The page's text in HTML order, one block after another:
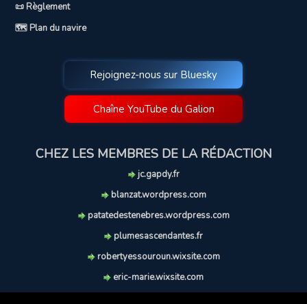
📜 Règlement
🗺️ Plan du navire
Rejoignez-nous sur Bluesky
Chaîne YouTube du Galion
CHEZ LES MEMBRES DE LA RÉDACTION
jc.gapdy.fr
blanzat.wordpress.com
patatedestenebres.wordpress.com
plumesascendantes.fr
robertyessouroun.wixsite.com
eric-marie.wixsite.com